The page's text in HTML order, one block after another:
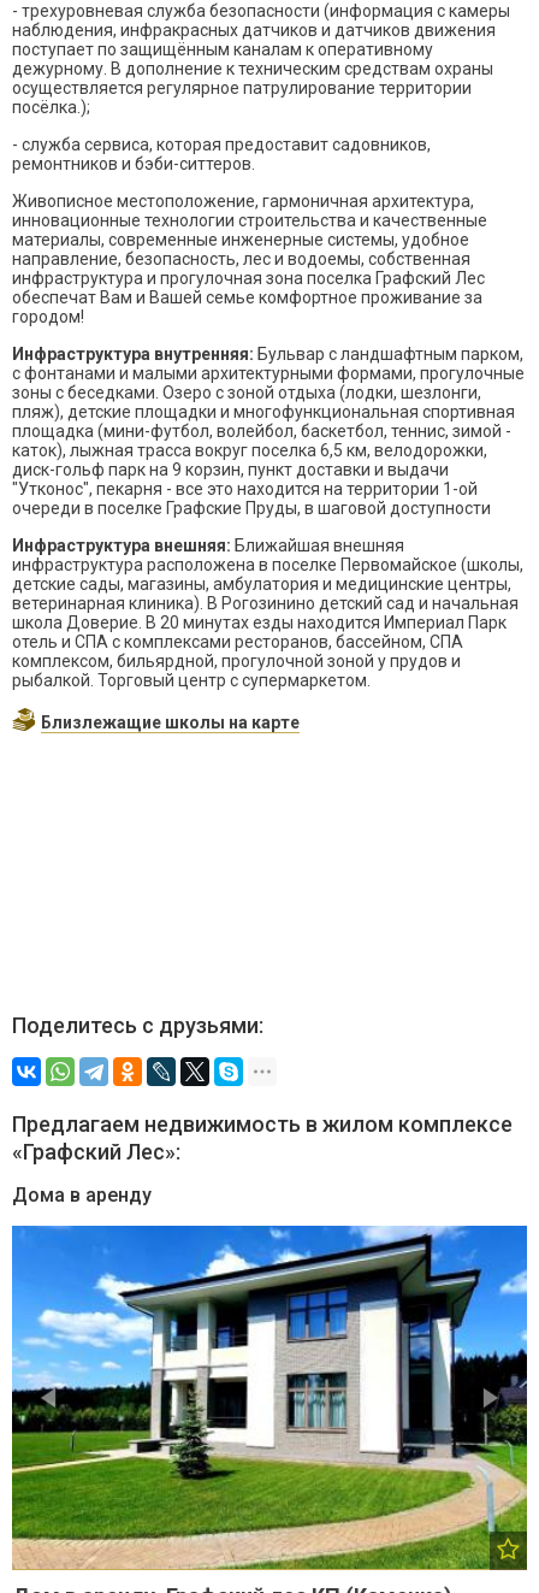
- трехуровневая служба безопасности (информация с камеры
наблюдения, инфракрасных датчиков и датчиков движения
поступает по защищённым каналам к оперативному
дежурному. В дополнение к техническим средствам охраны
осуществляется регулярное патрулирование территории
посёлка.);
- служба сервиса, которая предоставит садовников,
ремонтников и бэби-ситтеров.
Живописное местоположение, гармоничная архитектура,
инновационные технологии строительства и качественные
материалы, современные инженерные системы, удобное
направление, безопасность, лес и водоемы, собственная
инфраструктура и прогулочная зона поселка Графский Лес
обеспечат Вам и Вашей семье комфортное проживание за
городом!
Инфраструктура внутренняя: Бульвар с ландшафтным парком,
с фонтанами и малыми архитектурными формами, прогулочные
зоны с беседками. Озеро с зоной отдыха (лодки, шезлонги,
пляж), детские площадки и многофункциональная спортивная
площадка (мини-футбол, волейбол, баскетбол, теннис, зимой -
каток), лыжная трасса вокруг поселка 6,5 км, велодорожки,
диск-гольф парк на 9 корзин, пункт доставки и выдачи
"Утконос", пекарня - все это находится на территории 1-ой
очереди в поселке Графские Пруды, в шаговой доступности
Инфраструктура внешняя: Ближайшая внешняя
инфраструктура расположена в поселке Первомайское (школы,
детские сады, магазины, амбулатория и медицинские центры,
ветеринарная клиника). В Рогозинино детский сад и начальная
школа Доверие. В 20 минутах езды находится Империал Парк
отель и СПА с комплексами ресторанов, бассейном, СПА
комплексом, бильярдной, прогулочной зоной у прудов и
рыбалкой. Торговый центр с супермаркетом.
Близлежащие школы на карте
Поделитесь с друзьями:
Предлагаем недвижимость в жилом комплексе
«Графский Лес»:
Дома в аренду